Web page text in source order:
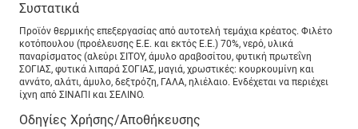
Συστατικά
Προϊόν θερμικής επεξεργασίας από αυτοτελή τεμάχια κρέατος. Φιλέτο
κοτόπουλου (προέλευσης Ε.Ε. και εκτός Ε.Ε.) 70%, νερό, υλικά
παναρίσματος (αλεύρι ΣΙΤΟΥ, άμυλο αραβοσίτου, φυτική πρωτεΐνη
ΣΟΓΙΑΣ, φυτικά λιπαρά ΣΟΓΙΑΣ, μαγιά, χρωστικές: κουρκουμίνη και
αννάτο, αλάτι, άμυλο, δεξτρόζη, ΓΑΛΑ, ηλιέλαιο. Ενδέχεται να περιέχει
ίχνη από ΣΙΝΑΠΙ και ΣΕΛΙΝΟ.
Οδηγίες Χρήσης/Αποθήκευσης